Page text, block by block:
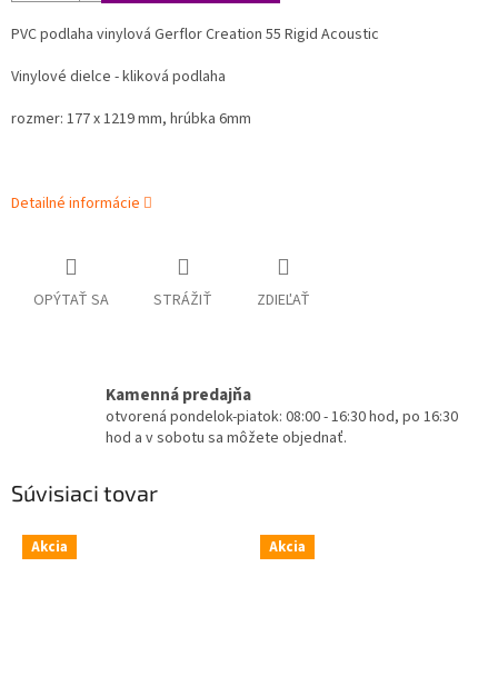
PVC podlaha vinylová Gerflor Creation 55 Rigid Acoustic
Vinylové dielce - kliková podlaha
rozmer: 177 x 1219 mm, hrúbka 6mm
Detailné informácie
OPÝTAŤ SA STRÁŽIŤ ZDIEĽAŤ
Kamenná predajňa
otvorená pondelok-piatok: 08:00 - 16:30 hod, po 16:30
hod a v sobotu sa môžete objednať.
Súvisiaci tovar
Akcia Akcia